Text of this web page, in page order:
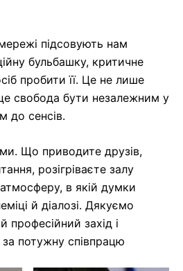
мережі підсовують нам
бульбашку, критичне
пробити її. Це не лише
свобода бути незалежним у
до сенсів.
Що приводите друзів,
розігріваєте залу
в якій думки
й діалозі. Дякуємо
професійний захід і
потужну співпрацю